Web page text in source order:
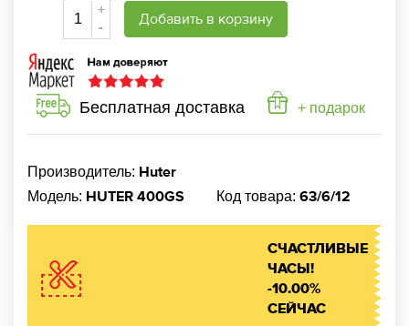
+
-
Добавить в корзину
Бесплатная доставка + подарок
Производитель: Huter
Модель: HUTER 400GS Код товара: 63/6/12
СЧАСТЛИВЫЕ
ЧАСЫ!
-10.00%
СЕЙЧАС